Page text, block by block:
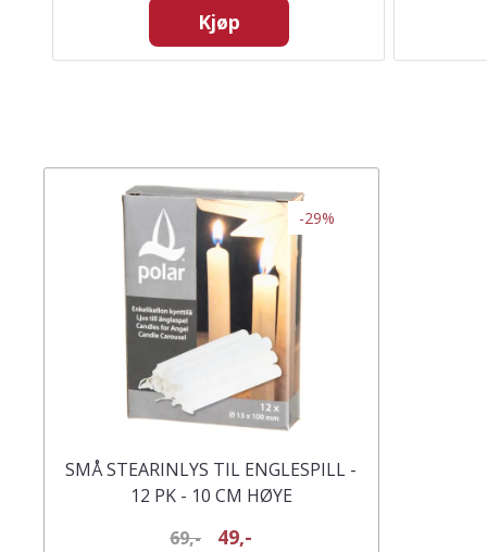
Kjøp
-29%
SMÅ STEARINLYS TIL ENGLESPILL -
12 PK - 10 CM HØYE
69,-
49,-